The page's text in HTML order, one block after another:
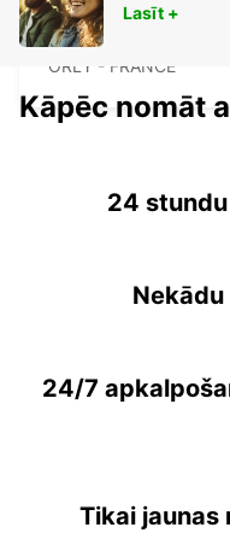
PARIS ORLY
ORLY - FRANCE
Lasīt +
Kāpēc nomāt
24
24/7
Tikai jaunas